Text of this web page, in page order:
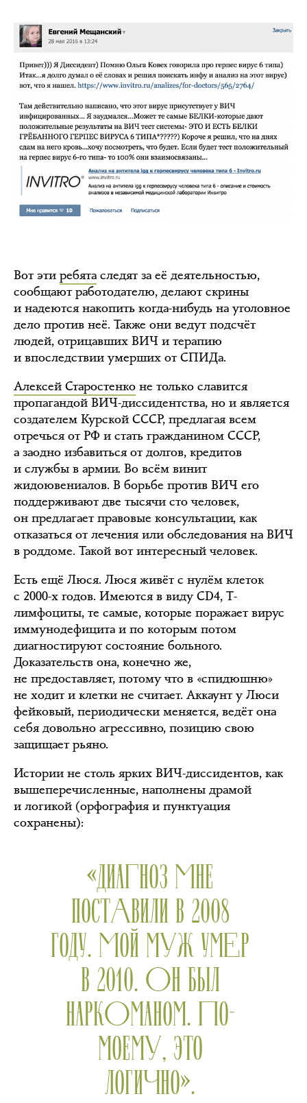
Вот эти ребята следят за её деятельностью,
сообщают работодателю, делают скрины
и надеются накопить когда-нибудь на уголовное
дело против неё. Также они ведут подсчёт
людей, отрицавших ВИЧ и терапию
и впоследствии умерших от СПИДа.
Алексей Старостенко не только славится
пропагандой ВИЧ-диссидентства, но и является
создателем Курской СССР, предлагая всем
отречься от РФ и стать гражданином СССР,
а заодно избавиться от долгов, кредитов
и службы в армии. Во всём винит
жидоювениалов. В борьбе против ВИЧ его
поддерживают две тысячи сто человек,
он предлагает правовые консультации, как
отказаться от лечения или обследования на ВИЧ
в роддоме. Такой вот интересный человек.
Есть ещё Люся. Люся живёт с нулём клеток
с 2000-х годов. Имеются в виду CD4, T-
лимфоциты, те самые, которые поражает вирус
иммунодефицита и по которым потом
диагностируют состояние больного.
Доказательств она, конечно же,
не предоставляет, потому что в «спидюшню»
не ходит и клетки не считает. Аккаунт у Люси
фейковый, периодически меняется, ведёт она
себя довольно агрессивно, позицию свою
защищает рьяно.
Истории не столь ярких ВИЧ-диссидентов, как
вышеперечисленные, наполнены драмой
и логикой (орфография и пунктуация
сохранены):
«ДИАГНОЗ МНЕ
ПОСТАВИЛИ В 2008
ГОДУ. МОЙ МУЖ УМЕР
В 2010. ОН БЫЛ
НАРКОМАНОМ. ПО-
МОЕМУ, ЭТО
ЛОГИЧНО».